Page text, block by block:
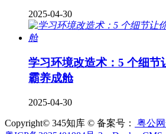
2025-04-30
学习环境改造术：5 个细节
霸养成舱
2025-04-30
Copyright© 345知库 © 备案号：
粤公网